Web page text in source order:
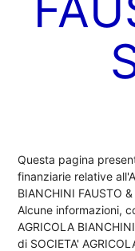
Questa pagina
finanziarie relative
BIANCHINI FAUSTO
Alcune informazioni,
AGRICOLA
di SOCIETA'